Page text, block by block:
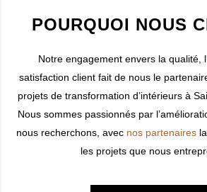
POURQUOI NOUS
Notre engagement envers la qualité,
satisfaction client fait de nous le
projets de transformation d’intérieurs à
Nous sommes passionnés par
nous recherchons, avec nos partenairesla
les projets que nous